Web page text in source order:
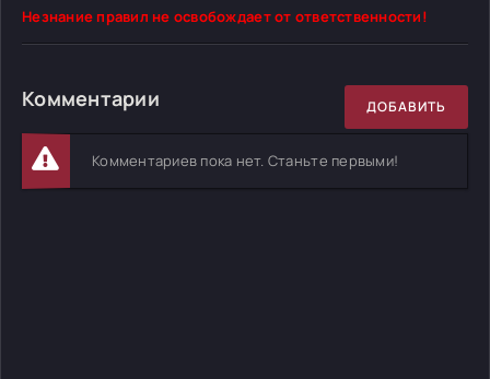
Незнание правил не освобождает от ответственности!
Комментарии ДОБАВИТЬ
Комментариев пока нет. Станьте первыми!